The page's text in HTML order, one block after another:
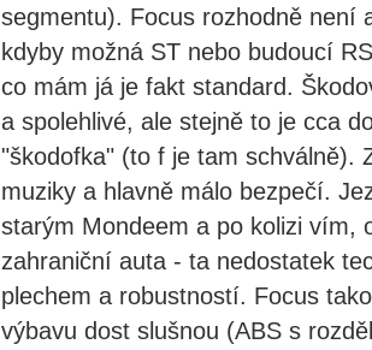
segmentu). Focus rozhodně není
kdyby možná ST nebo budoucí
co mám já je fakt standard.
a spolehlivé, ale stejně to je cca
"škodofka" (to f je tam schválně).
muziky a hlavně málo bezpečí.
starým Mondeem a po kolizi vím,
zahraniční auta - ta nedostatek
plechem a robustností. Focus
výbavu dost slušnou (ABS s